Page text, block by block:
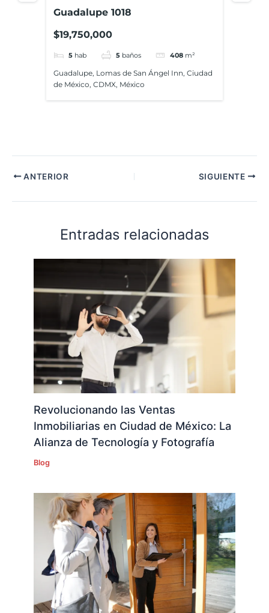
Guadalupe 1018
$19,750,000
5 hab 5 baños 408 m²
Guadalupe, Lomas de San Ángel Inn, Ciudad
de México, CDMX, México
ANTERIOR SIGUIENTE
Entradas relacionadas
Revolucionando las Ventas
Inmobiliarias en Ciudad de México: La
Alianza de Tecnología y Fotografía
Blog